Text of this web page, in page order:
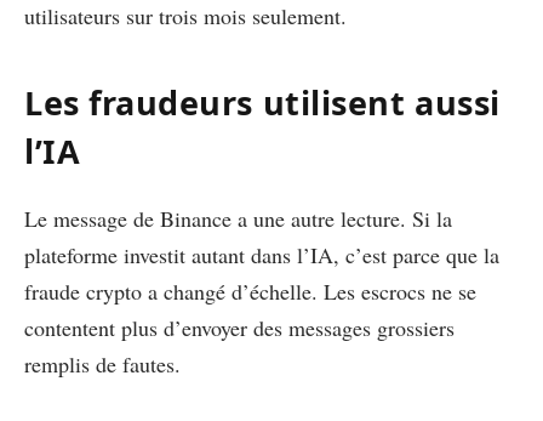
utilisateurs sur trois mois seulement.
Les fraudeurs utilisent aussi
l’IA
Le message de Binance a une autre lecture. Si la
plateforme investit autant dans l’IA, c’est parce que la
fraude crypto a changé d’échelle. Les escrocs ne se
contentent plus d’envoyer des messages grossiers
remplis de fautes.